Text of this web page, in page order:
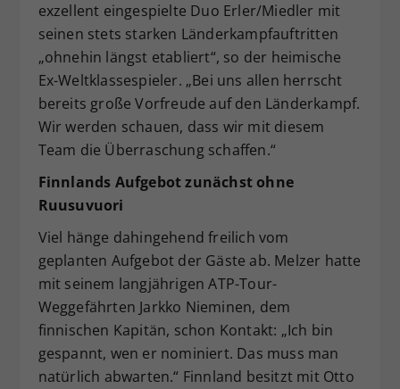
exzellent eingespielte Duo Erler/Miedler mit
seinen stets starken Länderkampfauftritten
„ohnehin längst etabliert“, so der heimische
Ex-Weltklassespieler. „Bei uns allen herrscht
bereits große Vorfreude auf den Länderkampf.
Wir werden schauen, dass wir mit diesem
Team die Überraschung schaffen.“
Finnlands Aufgebot zunächst ohne
Ruusuvuori
Viel hänge dahingehend freilich vom
geplanten Aufgebot der Gäste ab. Melzer hatte
mit seinem langjährigen ATP-Tour-
Weggefährten Jarkko Nieminen, dem
finnischen Kapitän, schon Kontakt: „Ich bin
gespannt, wen er nominiert. Das muss man
natürlich abwarten.“ Finnland besitzt mit Otto